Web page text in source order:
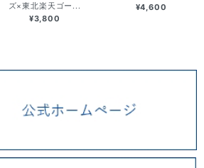
ズ×東北楽天ゴー...
¥3,800
¥4,600